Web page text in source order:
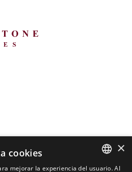
×
cookies
mejorar la experiencia del usuario. Al